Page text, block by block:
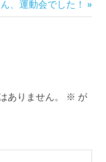
、運動会でした！
ありません。 ※ が